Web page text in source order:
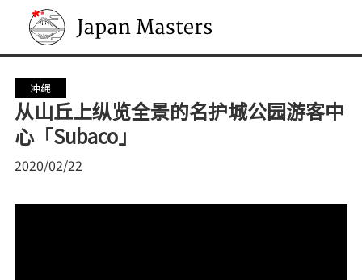
Japan Masters
冲绳
从山丘上纵览全景的名护城公园游客中
心「Subaco」
2020/02/22